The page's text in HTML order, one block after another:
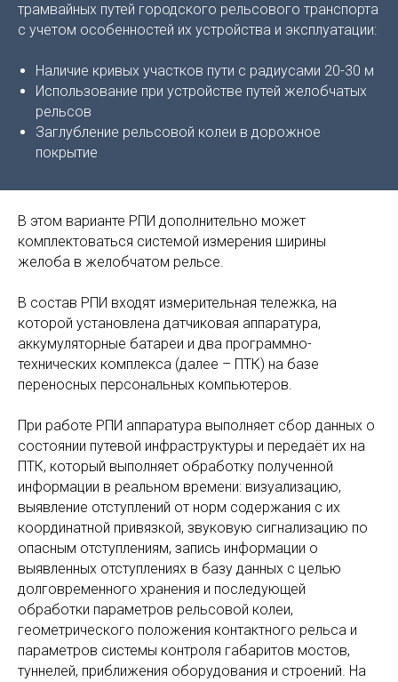
трамвайных путей городского рельсового транспорта
с учетом особенностей их устройства и эксплуатации:
Наличие кривых участков пути с радиусами 20-30 м
Использование при устройстве путей желобчатых
рельсов
Заглубление рельсовой колеи в дорожное
покрытие
В этом варианте РПИ дополнительно может
комплектоваться системой измерения ширины
желоба в желобчатом рельсе.
В состав РПИ входят измерительная тележка, на
которой установлена датчиковая аппаратура,
аккумуляторные батареи и два программно-
технических комплекса (далее – ПТК) на базе
переносных персональных компьютеров.
При работе РПИ аппаратура выполняет сбор данных о
состоянии путевой инфраструктуры и передаёт их на
ПТК, который выполняет обработку полученной
информации в реальном времени: визуализацию,
выявление отступлений от норм содержания с их
координатной привязкой, звуковую сигнализацию по
опасным отступлениям, запись информации о
выявленных отступлениях в базу данных с целью
долговременного хранения и последующей
обработки параметров рельсовой колеи,
геометрического положения контактного рельса и
параметров системы контроля габаритов мостов,
туннелей, приближения оборудования и строений. На